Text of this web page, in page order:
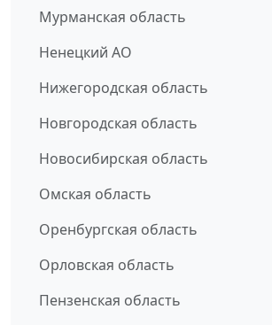
Мурманская область
Ненецкий АО
Нижегородская область
Новгородская область
Новосибирская область
Омская область
Оренбургская область
Орловская область
Пензенская область